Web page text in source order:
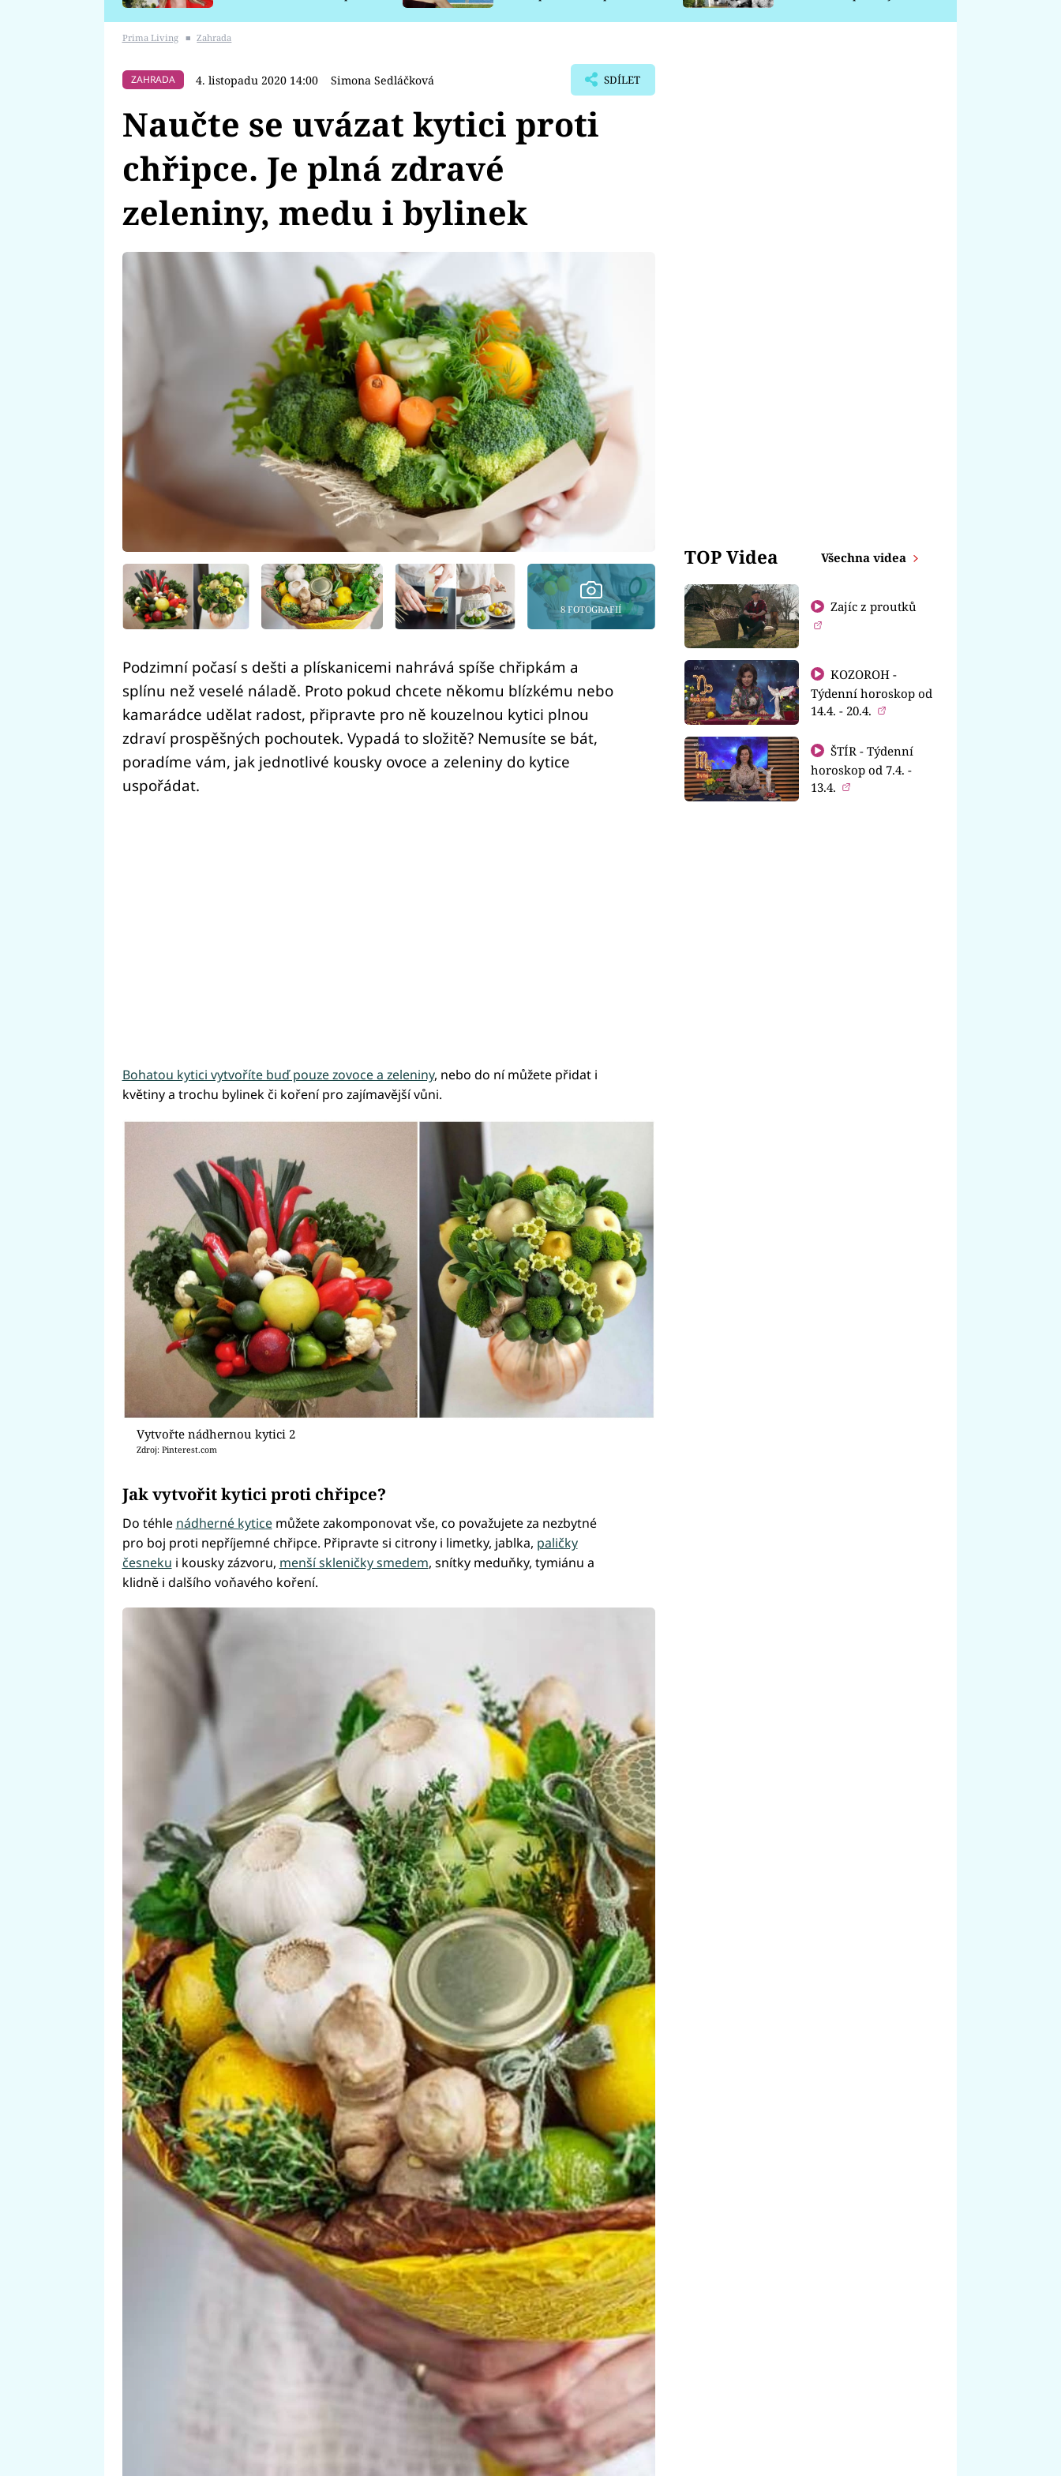
Prima Living ■ Zahrada
ZAHRADA 4. listopadu 2020 14:00 Simona Sedláčková SDÍLET
Naučte se uvázat kytici proti
chřipce. Je plná zdravé
zeleniny, medu i bylinek
8 FOTOGRAFIÍ
Podzimní počasí s dešti a plískanicemi nahrává spíše chřipkám a
splínu než veselé náladě. Proto pokud chcete někomu blízkému nebo
kamarádce udělat radost, připravte pro ně kouzelnou kytici plnou
zdraví prospěšných pochoutek. Vypadá to složitě? Nemusíte se bát,
poradíme vám, jak jednotlivé kousky ovoce a zeleniny do kytice
uspořádat.
Bohatou kytici vytvoříte buď pouze zovoce a zeleniny, nebo do ní můžete přidat i
květiny a trochu bylinek či koření pro zajímavější vůni.
Vytvořte nádhernou kytici 2
Zdroj: Pinterest.com
Jak vytvořit kytici proti chřipce?
Do téhle nádherné kyticemůžete zakomponovat vše, co považujete za nezbytné
pro boj proti nepříjemné chřipce. Připravte si citrony i limetky, jablka, paličky
česneku i kousky zázvoru, menší skleničky smedem, snítky meduňky, tymiánu a
klidně i dalšího voňavého koření.
TOP Videa Všechna videa
Zajíc z proutků
KOZOROH -
Týdenní horoskop od
14.4. - 20.4.
ŠTÍR - Týdenní
horoskop od 7.4. -
13.4.